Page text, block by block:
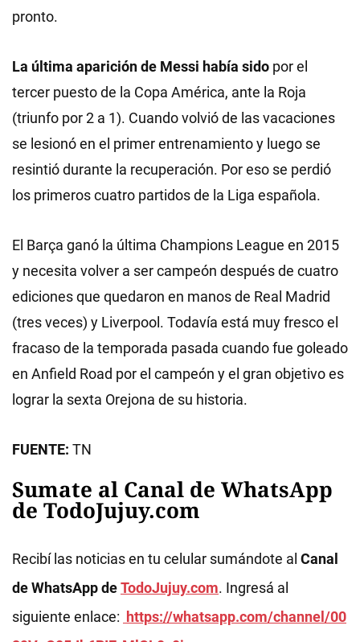
pronto.
La última aparición de Messi había sido por el
tercer puesto de la Copa América, ante la Roja
(triunfo por 2 a 1). Cuando volvió de las vacaciones
se lesionó en el primer entrenamiento y luego se
resintió durante la recuperación. Por eso se perdió
los primeros cuatro partidos de la Liga española.
El Barça ganó la última Champions League en 2015
y necesita volver a ser campeón después de cuatro
ediciones que quedaron en manos de Real Madrid
(tres veces) y Liverpool. Todavía está muy fresco el
fracaso de la temporada pasada cuando fue goleado
en Anfield Road por el campeón y el gran objetivo es
lograr la sexta Orejona de su historia.
FUENTE: TN
Sumate al Canal de WhatsApp
de TodoJujuy.com
Recibí las noticias en tu celular sumándote al Canal
de WhatsApp deTodoJujuy.com. Ingresá al
siguiente enlace: https://whatsapp.com/channel/00